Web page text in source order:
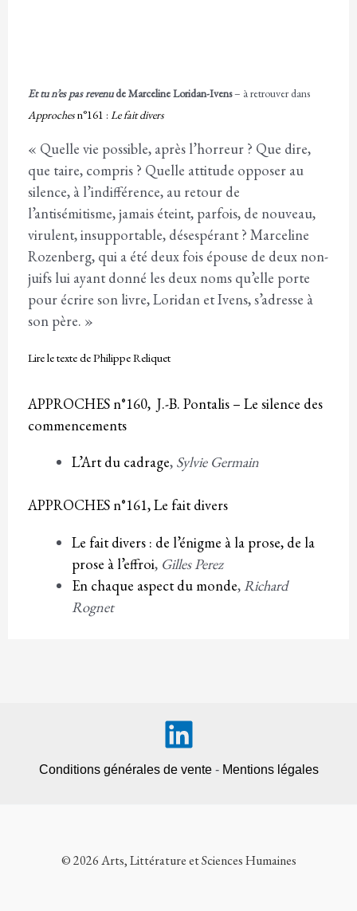
Et tu n’es pas revenude Marceline Loridan-Ivens– à retrouver dans
Approchesn°161 : Le fait divers
« Quelle vie possible, après l’horreur ? Que dire,
que taire, compris ? Quelle attitude opposer au
silence, à l’indifférence, au retour de
l’antisémitisme, jamais éteint, parfois, de nouveau,
virulent, insupportable, désespérant ? Marceline
Rozenberg, qui a été deux fois épouse de deux non-
juifs lui ayant donné les deux noms qu’elle porte
pour écrire son livre, Loridan et Ivens, s’adresse à
son père. »
Lire le texte de Philippe Reliquet
APPROCHES n°160, J.-B. Pontalis – Le silence des
commencements
L’Art du cadrage, Sylvie Germain
APPROCHES n°161, Le fait divers
Le fait divers : de l’énigme à la prose, de la
prose à l’effroi, Gilles Perez
En chaque aspect du monde,Richard
Rognet
Conditions générales de vente- Mentions légales
© 2026 Arts, Littérature et Sciences Humaines